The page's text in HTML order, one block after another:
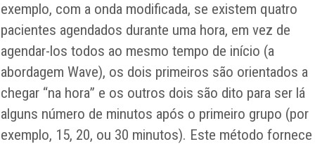
exemplo, com a onda modificada, se existem quatro
pacientes agendados durante uma hora, em vez de
agendar-los todos ao mesmo tempo de início (a
abordagem Wave), os dois primeiros são orientados a
chegar “na hora” e os outros dois são dito para ser lá
alguns número de minutos após o primeiro grupo (por
exemplo, 15, 20, ou 30 minutos). Este método fornece